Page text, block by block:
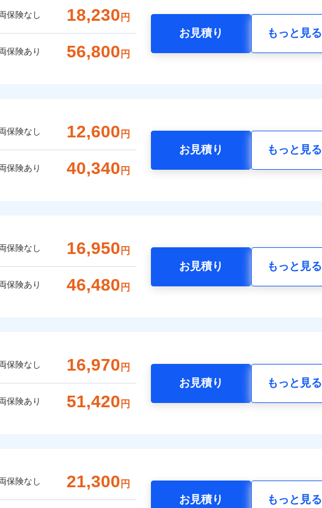
保険なし 18,230 円
保険あり 56,800 円
お見積り もっと見る
保険なし 12,600 円
保険あり 40,340 円
お見積り もっと見る
保険なし 16,950 円
保険あり 46,480 円
お見積り もっと見る
保険なし 16,970 円
保険あり 51,420 円
お見積り もっと見る
保険なし 21,300 円
お見積り もっと見る